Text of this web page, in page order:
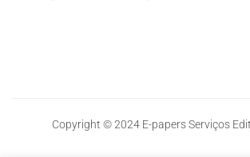
Copyright © 2024 E-papers Serviços